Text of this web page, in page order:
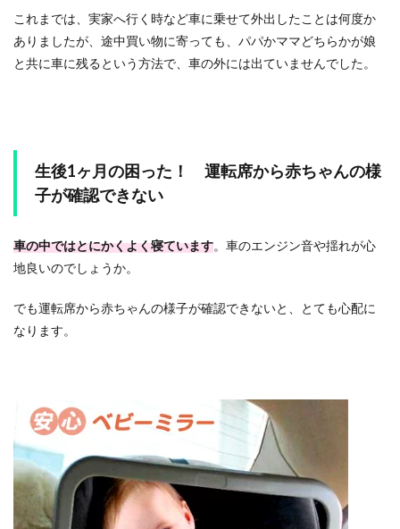
これまでは、実家へ行く時など車に乗せて外出したことは何度か
ありましたが、途中買い物に寄っても、パパかママどちらかが娘
と共に車に残るという方法で、車の外には出ていませんでした。
生後1ヶ月の困った！ 運転席から赤ちゃんの様
子が確認できない
車の中ではとにかくよく寝ています。車のエンジン音や揺れが心
地良いのでしょうか。
でも運転席から赤ちゃんの様子が確認できないと、とても心配に
なります。